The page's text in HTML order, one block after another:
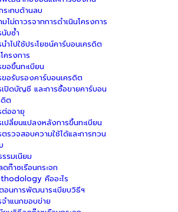
ระทบด้านลบ
ไม่ถาวรจากการดำเนินโครงการ
นับซ้ำ
ำไปใช้ประโยชน์คาร์บอนเครดิต
รงการ
อขึ้นทะเบียน
ขอรับรองคาร์บอนเครดิต
เปิดบัญชี และการซื้อขายคาร์บอน
ดิต
ต่ออายุ
เปลี่ยนแปลงหลังการขึ้นทะเบียน
ตรวจสอบความใช้ได้และการทวน
รมเนียม
ดก๊าซเรือนกระจก
คืออะไร
อนการพัฒนาระเบียบวิธีฯ
จำแนกขอบข่าย